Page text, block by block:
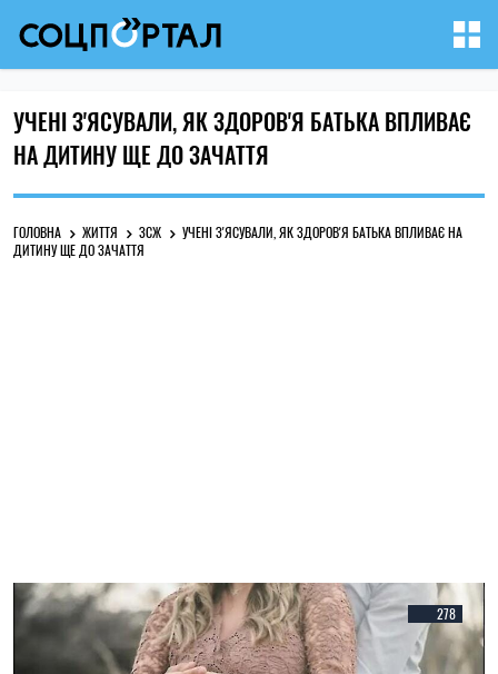
УЧЕНІ З'ЯСУВАЛИ, ЯК ЗДОРОВ'Я БАТЬКА ВПЛИВАЄ
НА ДИТИНУ ЩЕ ДО ЗАЧАТТЯ
ГОЛОВНА ЖИТТЯ ЗСЖ
УЧЕНІ З'ЯСУВАЛИ, ЯК ЗДОРОВ'Я БАТЬКА ВПЛИВАЄ НА
ДИТИНУ ЩЕ ДО ЗАЧАТТЯ
278